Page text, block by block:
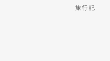
旅行記